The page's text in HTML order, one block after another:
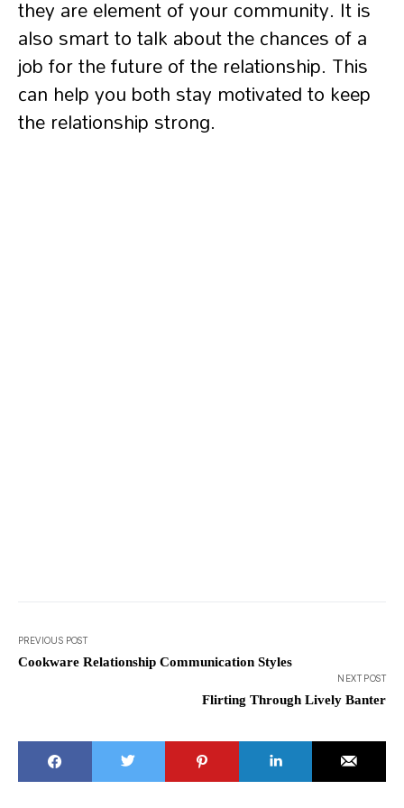
they are element of your community. It is
also smart to talk about the chances of a
job for the future of the relationship. This
can help you both stay motivated to keep
the relationship strong.
PREVIOUS POST
Cookware Relationship Communication Styles
NEXT POST
Flirting Through Lively Banter